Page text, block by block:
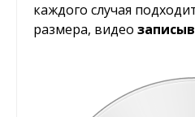
каждого случая
размера, видео